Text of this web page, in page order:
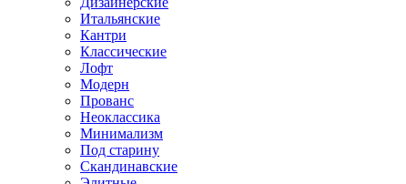
Итальянские
Кантри
Классические
Лофт
Модерн
Прованс
Неоклассика
Минимализм
Под старину
Скандинавские